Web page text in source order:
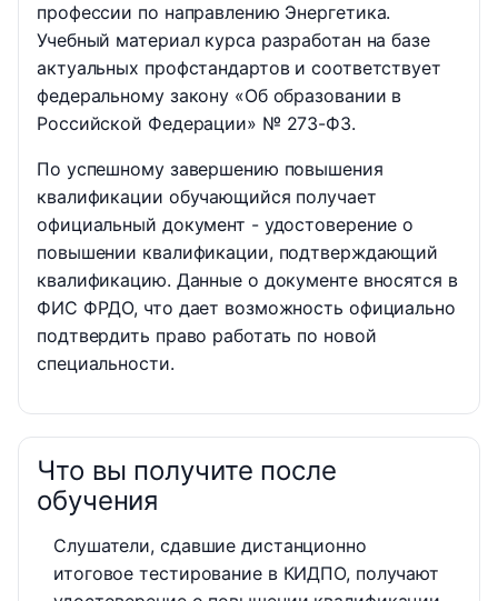
профессии по направлению Энергетика.
Учебный материал курса разработан на базе
актуальных профстандартов и соответствует
федеральному закону «Об образовании в
Российской Федерации» № 273-ФЗ.
По успешному завершению повышения
квалификации обучающийся получает
официальный документ - удостоверение о
повышении квалификации, подтверждающий
квалификацию. Данные о документе вносятся в
ФИС ФРДО, что дает возможность официально
подтвердить право работать по новой
специальности.
Что вы получите после
обучения
Слушатели, сдавшие дистанционно
итоговое тестирование в КИДПО, получают